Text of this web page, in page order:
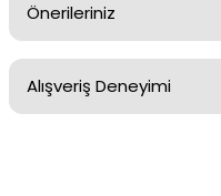
Önerileriniz
Bu ürünün fiyat bilgisi,
konularda yetersiz
Alışveriş Deneyimi